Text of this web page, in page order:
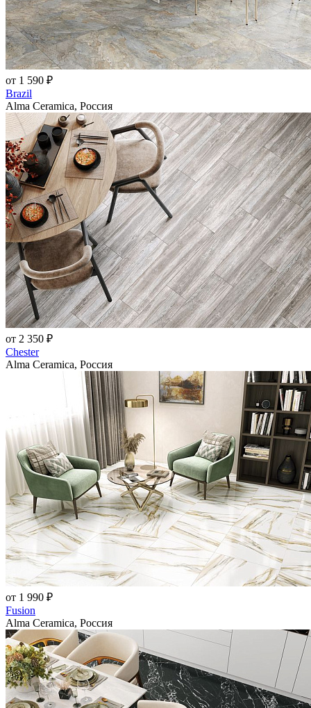
от 1 590 ₽
Brazil
Alma Ceramica, Россия
от 2 350 ₽
Chester
Alma Ceramica, Россия
от 1 990 ₽
Fusion
Alma Ceramica, Россия